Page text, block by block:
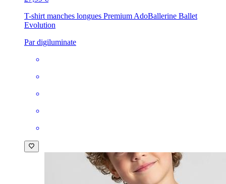
T-shirt manches longues Premium AdoBallerine Ballet
Evolution
Par digiluminate